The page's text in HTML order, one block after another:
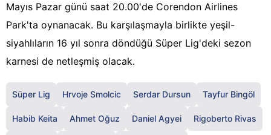
Mayıs Pazar günü saat 20.00'de Corendon Airlines
Park'ta oynanacak. Bu karşılaşmayla birlikte yeşil-
siyahlıların 16 yıl sonra döndüğü Süper Lig'deki sezon
karnesi de netleşmiş olacak.
Süper Lig Hrvoje Smolcic Serdar Dursun Tayfur Bingöl
Habib Keita Ahmet Oğuz Daniel Agyei Rigoberto Rivas